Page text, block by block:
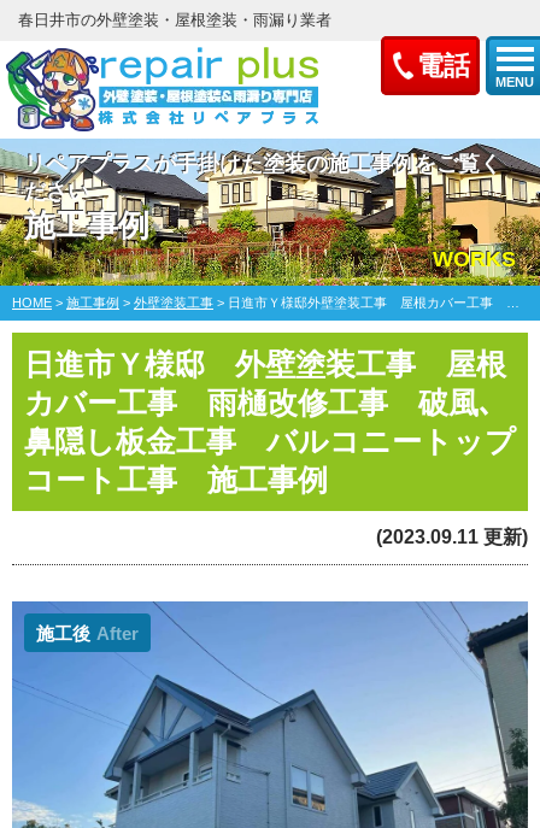
電話
MENU
春日井市の外壁塗装・屋根塗装・雨漏り業者
リペアプラスが手掛けた塗装の施工事例をご覧く
ださい
施工事例
WORKS
HOME > 施工事例 > 外壁塗装工事 > 日進市Ｙ様邸外壁塗装工事 屋根カバー工事 雨樋改修工事 破風､鼻隠し板金工事 バルコニートップコート工事
日進市Ｙ様邸 外壁塗装工事 屋根
カバー工事 雨樋改修工事 破風､
鼻隠し板金工事 バルコニートップ
コート工事 施工事例
(2023.09.11 更新)
施工後 After